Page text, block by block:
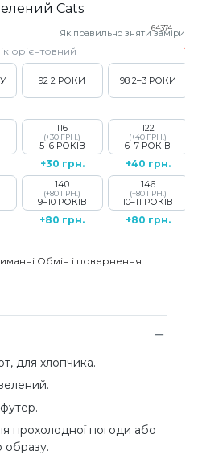
Cats
64374
Як правильно зняти заміри
орієнтовний
92 2 РОКИ 98 2–3 РОКИ
116
(+30 ГРН.)
5–6 РОКІВ
+30 грн.
122
(+40 ГРН.)
6–7 РОКІВ
+40 грн.
140
(+80 ГРН.)
9–10 РОКІВ
+80 грн.
146
(+80 ГРН.)
10–11 РОКІВ
+80 грн.
Обмін і повернення
для хлопчика.
прохолодної погоди або
образу.